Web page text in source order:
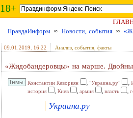
18+
ПравдаИнформ ≈ Новости, события ≈
09.01.2019 , 16:22 Анализ, события, факты
«Жидобандеровцы» на марше.
Константин Кеворкян , "Украина.ру" ,
история
, Киев , армия , власть ,
Украина.ру